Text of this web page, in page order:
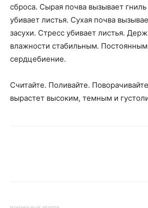
сброса. Сырая почва вызывает
убивает листья. Сухая почва
засухи. Стресс убивает листья.
влажности стабильным.
сердцебиение.
Считайте. Поливайте.
вырастет высоким, темным и